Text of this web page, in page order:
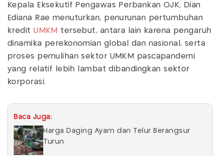
Kepala Eksekutif Pengawas Perbankan OJK, Dian
Ediana Rae menuturkan, penurunan pertumbuhan
kreditUMKM tersebut, antara lain karena pengaruh
dinamika perekonomian global dan nasional, serta
proses pemulihan sektor UMKM pascapandemi
yang relatif lebih lambat dibandingkan sektor
korporasi.
Baca Juga:
Harga Daging Ayam dan Telur Berangsur
Turun